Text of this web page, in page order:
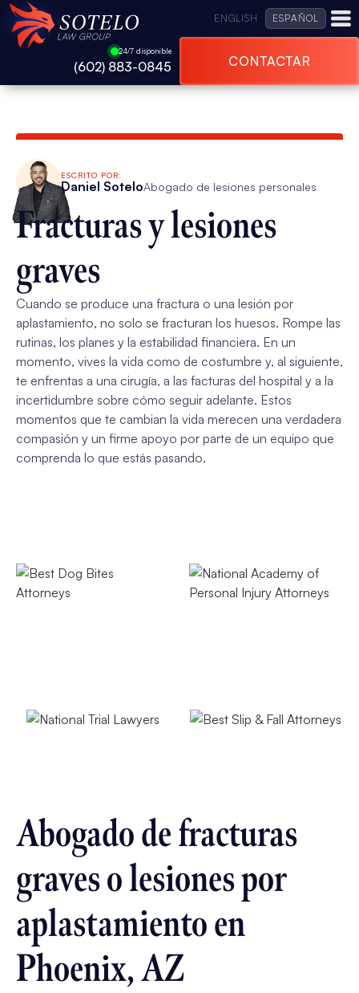
ENGLISH ESPAÑOL
24/7 disponible
(602) 883-0845 CONTACTAR
ESCRITO POR:
Daniel SoteloAbogado de lesiones personales
Fracturas y lesiones
graves
Cuando se produce una fractura o una lesión por
aplastamiento, no solo se fracturan los huesos. Rompe las
rutinas, los planes y la estabilidad financiera. En un
momento, vives la vida como de costumbre y, al siguiente,
te enfrentas a una cirugía, a las facturas del hospital y a la
incertidumbre sobre cómo seguir adelante. Estos
momentos que te cambian la vida merecen una verdadera
compasión y un firme apoyo por parte de un equipo que
comprenda lo que estás pasando.
Abogado de fracturas
graves o lesiones por
aplastamiento en
Phoenix, AZ